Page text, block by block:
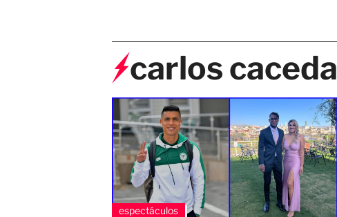
carlos caceda
espectáculos